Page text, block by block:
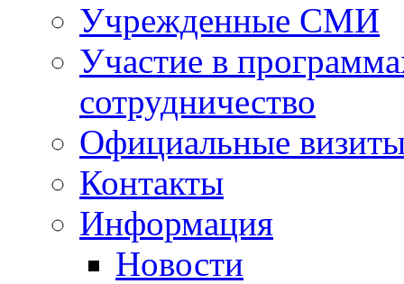
Учрежденные СМИ
Участие в
сотрудничество
Официальные
Контакты
Информация
Новости